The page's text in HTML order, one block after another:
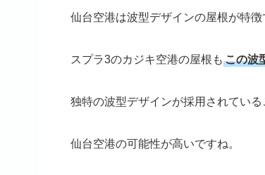
仙台空港は波型デザインの屋根が特徴
スプラ3のカジキ空港の屋根も この波
独特の波型デザインが採用されている
仙台空港の可能性が高いですね。